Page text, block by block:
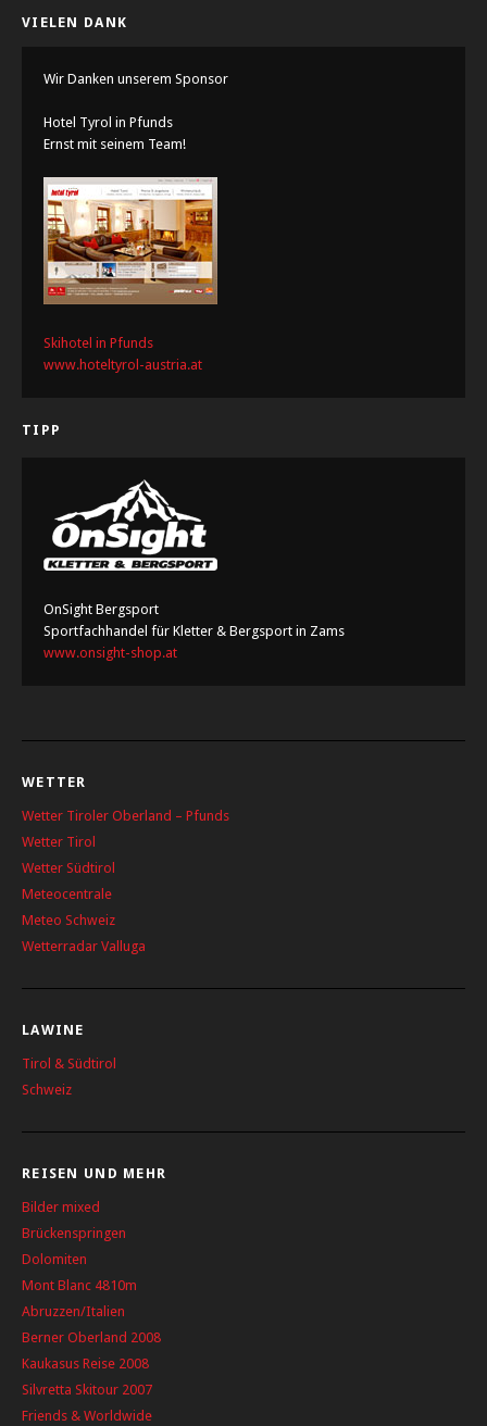
VIELEN DANK
Wir Danken unserem Sponsor
Hotel Tyrol in Pfunds
Ernst mit seinem Team!
Skihotel in Pfunds
www.hoteltyrol-austria.at
TIPP
OnSight Bergsport
Sportfachhandel für Kletter & Bergsport in Zams
www.onsight-shop.at
WETTER
Wetter Tiroler Oberland – Pfunds
Wetter Tirol
Wetter Südtirol
Meteocentrale
Meteo Schweiz
Wetterradar Valluga
LAWINE
Tirol & Südtirol
Schweiz
REISEN UND MEHR
Bilder mixed
Brückenspringen
Dolomiten
Mont Blanc 4810m
Abruzzen/Italien
Berner Oberland 2008
Kaukasus Reise 2008
Silvretta Skitour 2007
Friends & Worldwide